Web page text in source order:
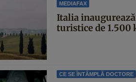
MEDIAFAX
Italia inaugurează
turistice de 1.500
CE SE ÎNTÂMPLĂ DOCTORE